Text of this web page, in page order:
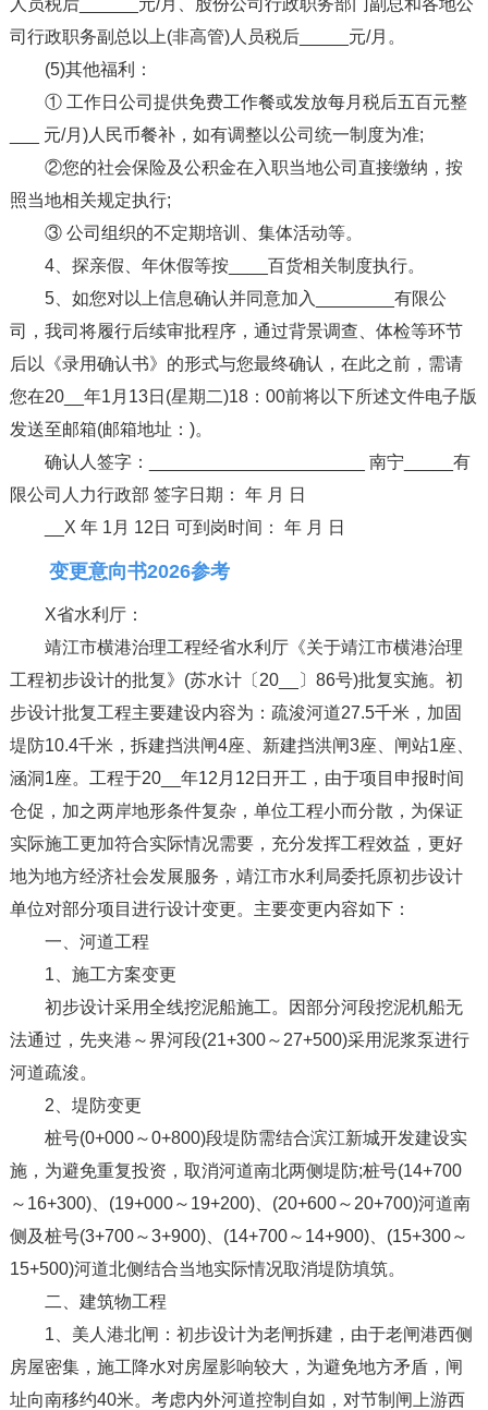
人员税后______元/月、股份公司行政职务部门副总和各地公
司行政职务副总以上(非高管)人员税后_____元/月。
(5)其他福利：
① 工作日公司提供免费工作餐或发放每月税后五百元整
___ 元/月)人民币餐补，如有调整以公司统一制度为准;
②您的社会保险及公积金在入职当地公司直接缴纳，按
照当地相关规定执行;
③ 公司组织的不定期培训、集体活动等。
4、探亲假、年休假等按____百货相关制度执行。
5、如您对以上信息确认并同意加入________有限公
司，我司将履行后续审批程序，通过背景调查、体检等环节
后以《录用确认书》的形式与您最终确认，在此之前，需请
您在20__年1月13日(星期二)18：00前将以下所述文件电子版
发送至邮箱(邮箱地址：)。
确认人签字：______________________ 南宁_____有
限公司人力行政部 签字日期： 年 月 日
__X 年 1月 12日 可到岗时间： 年 月 日
变更意向书2026参考
X省水利厅：
靖江市横港治理工程经省水利厅《关于靖江市横港治理
工程初步设计的批复》(苏水计〔20__〕86号)批复实施。初
步设计批复工程主要建设内容为：疏浚河道27.5千米，加固
堤防10.4千米，拆建挡洪闸4座、新建挡洪闸3座、闸站1座、
涵洞1座。工程于20__年12月12日开工，由于项目申报时间
仓促，加之两岸地形条件复杂，单位工程小而分散，为保证
实际施工更加符合实际情况需要，充分发挥工程效益，更好
地为地方经济社会发展服务，靖江市水利局委托原初步设计
单位对部分项目进行设计变更。主要变更内容如下：
一、河道工程
1、施工方案变更
初步设计采用全线挖泥船施工。因部分河段挖泥机船无
法通过，先夹港～界河段(21+300～27+500)采用泥浆泵进行
河道疏浚。
2、堤防变更
桩号(0+000～0+800)段堤防需结合滨江新城开发建设实
施，为避免重复投资，取消河道南北两侧堤防;桩号(14+700
～16+300)、(19+000～19+200)、(20+600～20+700)河道南
侧及桩号(3+700～3+900)、(14+700～14+900)、(15+300～
15+500)河道北侧结合当地实际情况取消堤防填筑。
二、建筑物工程
1、美人港北闸：初步设计为老闸拆建，由于老闸港西侧
房屋密集，施工降水对房屋影响较大，为避免地方矛盾，闸
址向南移约40米。考虑内外河道控制自如，对节制闸上游西